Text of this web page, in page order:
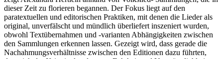
dieser Zeit zu florieren begannen. Der Fokus liegt auf den
paratextuellen und editorischen Praktiken, mit denen die Lieder als
original, unverfälscht und mündlich überliefert inszeniert wurden,
obwohl Textübernahmen und -varianten Abhängigkeiten zwischen
den Sammlungen erkennen lassen. Gezeigt wird, dass gerade die
Nachahmungsverhältnisse zwischen den Editionen dazu führten,